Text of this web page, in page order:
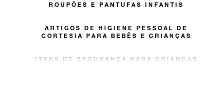
ROUPÕES E PANTUFAS INFANTIS
ARTIGOS DE HIGIENE PESSOAL DE
CORTESIA PARA BEBÊS E CRIANÇAS
ITENS DE SEGURANÇA PARA CRIANÇAS